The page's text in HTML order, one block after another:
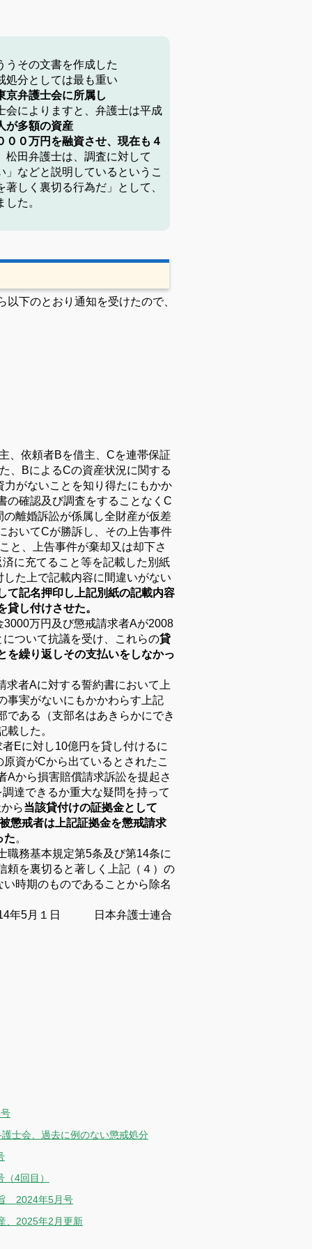
うその文書を作成した
処分としては最も重い
京弁護士会に所属し
会によりますと、弁護士は平成
が多額の資産
００万円を融資させ、現在も４
松田弁護士は、調査に対して
」などと説明しているというこ
著しく裏切る行為だ」として、
た。
以下のとおり 通知を受けたので、
、依頼者Bを借主、 Cを連帯保証
、
BによるCの資産状況に関する
力がないことを知り得たにもかか
の確認及び調査をすることなく C
の離婚訴訟が係属し全財産が仮差
おいてCが勝訴し、その上告事件
と、上告事件が棄却又 は却下さ
に充てること等を記載した別紙
した上で記載内容に間違いがない
て記名押印し上記別紙の記載内容
貸し付けさせた。
3000万円及び懲戒請求者Aが2008
について抗議を受け、これらの貸
を繰り返しその支払いをしなかっ
求者Aに対する誓約書において上
事実がないにもかかわらす上記
である（支部名はあきらかにでき
した。
者Eに対し10億円を貸し付けるに
原資がCから出ているとされたこ
Aから損害賠償請求訴訟を提起さ
調達できるか重大な疑問を持って
ら当該貸付けの証拠金として
戒者は上記証拠金を懲戒請求
た。
職務基本規定第5条及び第14条に
頼を裏切ると著しく上記（４）の
時期のものであることから 除名
年5月１日 日本弁護士連合
士会、過去に例のない懲戒処分
4回目）
2024年5月号
、2025年2月更新